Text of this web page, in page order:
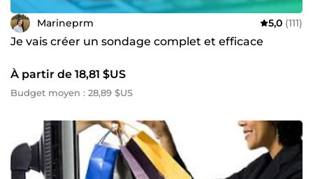
Marineprm 5,0 (111)
Je vais créer un sondage complet et efficace
À partir de 18,81 $US
Budget moyen : 28,89 $US